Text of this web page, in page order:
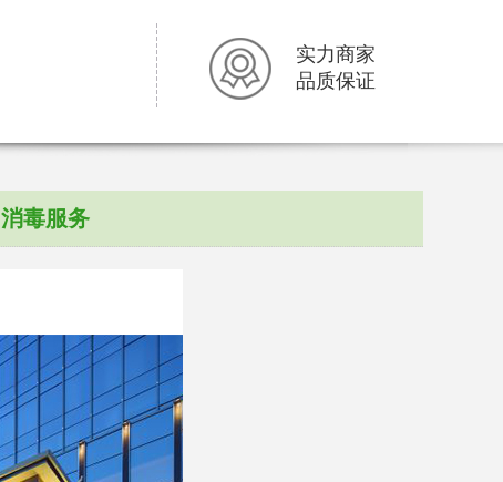
实力商家
品质保证
消毒服务